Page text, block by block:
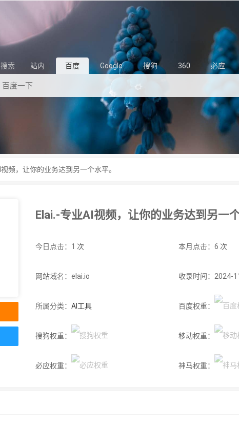
搜索 站内 百度 Google 搜狗 360 必应
频，让你的业务达到另一个水平。
Elai.-专业AI视频，让你的业务达到另一个
今日点击：1 次 本月点击：6 次
网站域名：elai.io 收录时间：2024-
所属分类： AI工具 百度权重：
搜狗权重： 移动权重：
必应权重： 神马权重：